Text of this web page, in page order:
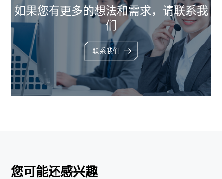
如果您有更多的想法和需求，请联系我
们
联系我们
您可能还感兴趣